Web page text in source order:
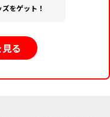
をゲット！
る